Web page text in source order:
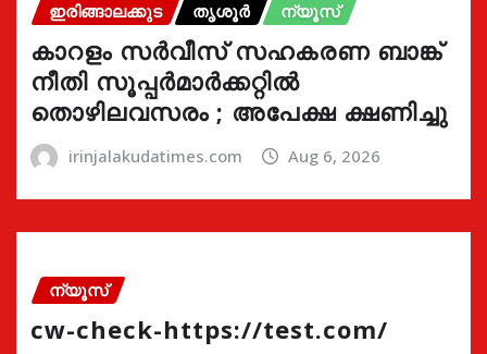
ഇരിങ്ങാലക്കുട തൃശൂർ ന്യൂസ്
കാറളം സർവീസ് സഹകരണ ബാങ്ക്
നീതി സൂപ്പർമാർക്കറ്റിൽ
തൊഴിലവസരം ; അപേക്ഷ ക്ഷണിച്ചു
irinjalakudatimes.com Aug 6, 2026
ന്യൂസ്
cw-check-https://test.com/